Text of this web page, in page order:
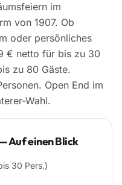
im
von 1907. Ob
oder persönliches
€ netto für bis zu 30
zu 80 Gäste.
Open End im
Wahl.
Auf einen Blick
30 Pers.)